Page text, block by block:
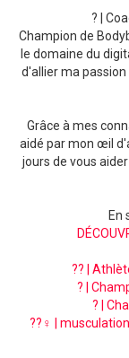
? |
Champion de
le domaine du
d'allier ma
Grâce à mes
aidé par mon œil
jours de vous
En
?? |
? |
? |
??‍♀️ |